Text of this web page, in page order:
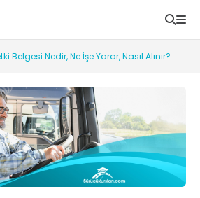
Belgesi Nedir, Ne İşe Yarar, Nasıl Alınır?